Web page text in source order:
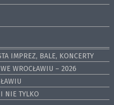
IMPREZ, BALE, KONCERTY
WROCŁAWIU – 2026
NIE TYLKO